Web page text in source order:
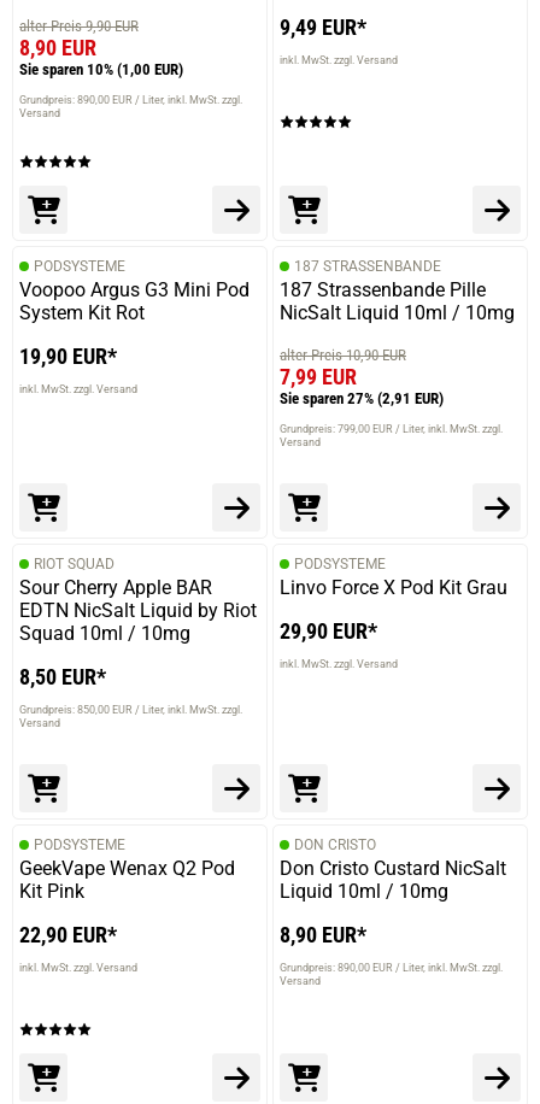
alter Preis 9,90 EUR
8,90 EUR
Sie sparen 10% (1,00 EUR)
Grundpreis: 890,00 EUR / Liter inkl. MwSt. zzgl.
Versand
9,49 EUR*
inkl. MwSt. zzgl. Versand
PODSYSTEME
Voopoo Argus G3 Mini Pod
System Kit Rot
19,90 EUR*
inkl. MwSt. zzgl. Versand
187 STRASSENBANDE
187 Strassenbande Pille
NicSalt Liquid 10ml / 10mg
alter Preis 10,90 EUR
7,99 EUR
Sie sparen 27% (2,91 EUR)
Grundpreis: 799,00 EUR / Liter inkl. MwSt. zzgl.
Versand
RIOT SQUAD
Sour Cherry Apple BAR
EDTN NicSalt Liquid by Riot
Squad 10ml / 10mg
8,50 EUR*
Grundpreis: 850,00 EUR / Liter inkl. MwSt. zzgl.
Versand
PODSYSTEME
Linvo Force X Pod Kit Grau
29,90 EUR*
inkl. MwSt. zzgl. Versand
PODSYSTEME
GeekVape Wenax Q2 Pod
Kit Pink
22,90 EUR*
inkl. MwSt. zzgl. Versand
DON CRISTO
Don Cristo Custard NicSalt
Liquid 10ml / 10mg
8,90 EUR*
Grundpreis: 890,00 EUR / Liter inkl. MwSt. zzgl.
Versand